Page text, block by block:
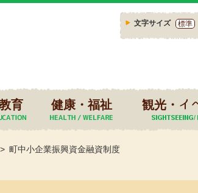
文字サイズ 標準
育 健康・福祉 観光・イ
町中小企業振興資金融資制度